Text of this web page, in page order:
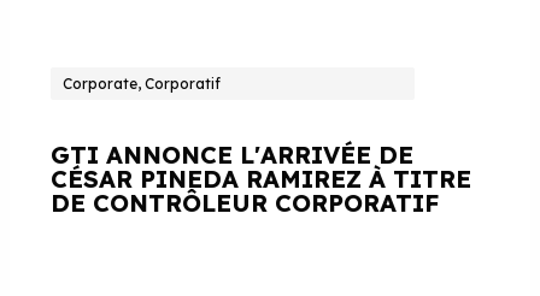
Corporate, Corporatif
GTI ANNONCE L'ARRIVÉE DE
CÉSAR PINEDA RAMIREZ À TITRE
DE CONTRÔLEUR CORPORATIF